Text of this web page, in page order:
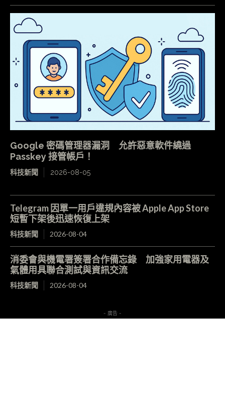
Google 密碼管理器漏洞 允許惡意軟件繞過
Passkey 接管帳戶！
科技新聞 2026-08-05
Telegram 因單一用戶違規內容被 Apple App Store
短暫下架後迅速恢復上架
科技新聞 2026-08-04
消委會與機電署簽署合作備忘錄 加強家用電器及
氣體用具聯合測試與資訊交流
科技新聞 2026-08-04
- 廣告 -